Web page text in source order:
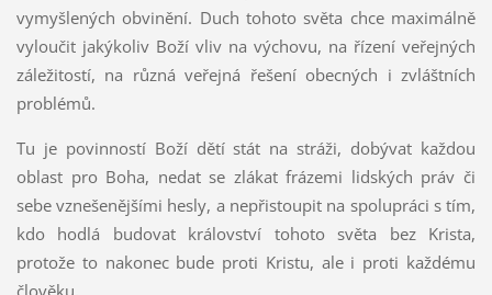
vymyšlených obvinění. Duch tohoto světa chce maximálně
vyloučit jakýkoliv Boží vliv na výchovu, na řízení veřejných
záležitostí, na různá veřejná řešení obecných i zvláštních
problémů.
Tu je povinností Boží dětí stát na stráži, dobývat každou
oblast pro Boha, nedat se zlákat frázemi lidských práv či
sebe vznešenějšími hesly, a nepřistoupit na spolupráci s tím,
kdo hodlá budovat království tohoto světa bez Krista,
protože to nakonec bude proti Kristu, ale i proti každému